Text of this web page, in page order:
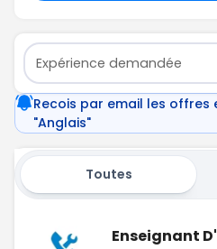
Expérience demandée
Recois par email les offres
"Anglais"
Toutes
Enseignant